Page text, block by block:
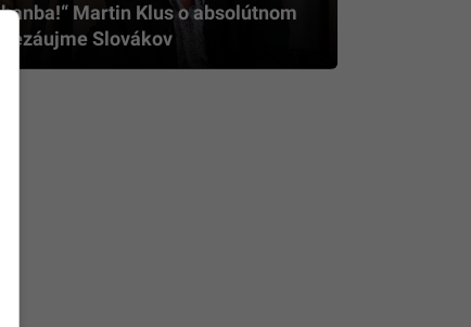
hanba!“ Martin Klus o absolútnom
nezáujme Slovákov